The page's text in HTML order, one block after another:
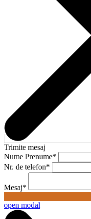
Trimite mesaj
Nume Prenume*
Nr. de telefon*
Mesaj*
open modal